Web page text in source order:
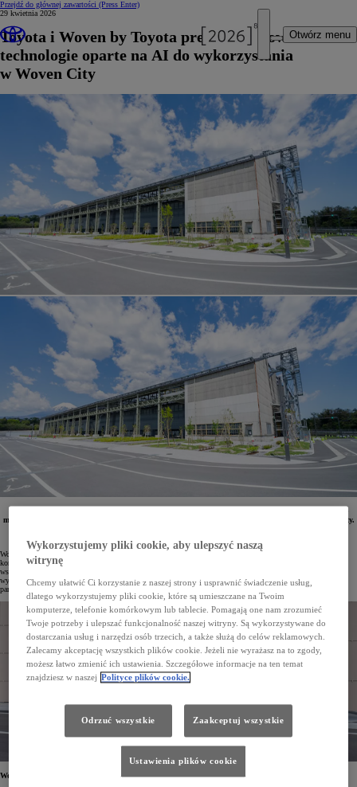
Przejdź do głównej zawartości (Press Enter)
Otwórz menu
29 kwietnia 2026
Toyota i Woven by Toyota prezentują nowe
technologie oparte na AI do wykorzystania
w Woven City
mają na celu przyspieszenie rozwoju innowacji zgodnie z filozofią Kakezan realizowaną w Woven City.
Woven City zaczęło funkcjonować we wrześniu 2025 roku, kiedy pojawili się pierwsi mieszkańcy. W myśl
koncepcji Kakezan (jap. multiplikacja) Toyota razem z uczestniczącymi w projekcie firmami oraz startupami
współtworzy nowe produkty i usługi, a samo Woven City pełni rolę miejsca testowania innowacji
wykraczających poza obszar mobilności. Na terenie miasta sprawdzane są kolejne technologie, a liczba
partnerów systematycznie się zwiększa i obejmuje już 24 organizacje.
Woven City z technologiami AI
Wykorzystujemy pliki cookie, aby ulepszyć naszą
witrynę
Chcemy ułatwić Ci korzystanie z naszej strony i usprawnić świadczenie usług,
dlatego wykorzystujemy pliki cookie, które są umieszczane na Twoim
komputerze, telefonie komórkowym lub tablecie. Pomagają one nam zrozumieć
Twoje potrzeby i ulepszać funkcjonalność naszej witryny. Są wykorzystywane do
dostarczania usług i narzędzi osób trzecich, a także służą do celów reklamowych.
Zalecamy akceptację wszystkich plików cookie. Jeżeli nie wyrażasz na to zgody,
możesz łatwo zmienić ich ustawienia. Szczegółowe informacje na ten temat
znajdziesz w naszej Polityce plików cookie.
Odrzuć wszystkie Zaakceptuj wszystkie
Ustawienia plików cookie